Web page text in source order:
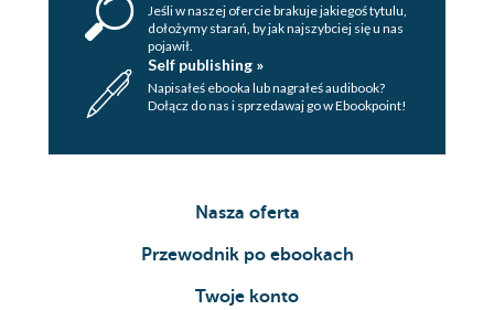
Jeśli w naszej ofercie brakuje jakiegoś tytulu,
dołożymy starań, by jak najszybciej się u nas
pojawił.
Self publishing »
Napisałeś ebooka lub nagrałeś audibook?
Dołącz do nas i sprzedawaj go w Ebookpoint!
Nasza oferta
Przewodnik po ebookach
Twoje konto